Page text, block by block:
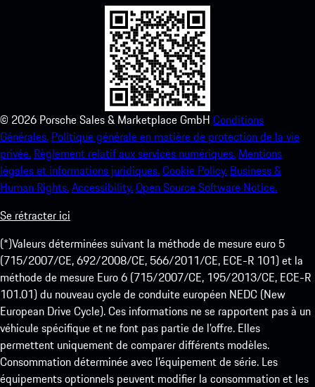
© 2026 Porsche Sales & Marketplace GmbH Conditions
Générales. Politique générale en matière de protection de la vie
privée. Règlement relatif aux services numériques. Mentions
légales et informations juridiques.Cookie Policy. Business &
Human Rights.Accessibility.Open Source Software Notice.
Se rétracter ici
(*)Valeurs déterminées suivant la méthode de mesure euro 5
(715/2007/CE, 692/2008/CE, 566/2011/CE, ECE-R 101) et la
méthode de mesure Euro 6 (715/2007/CE, 195/2013/CE, ECE-R
101.01) du nouveau cycle de conduite européen NEDC (New
European Drive Cycle). Ces informations ne se rapportent pas à un
véhicule spécifique et ne font pas partie de l’offre. Elles
permettent uniquement de comparer différents modèles.
Consommation déterminée avec l’équipement de série. Les
équipements optionnels peuvent modifier la consommation et les